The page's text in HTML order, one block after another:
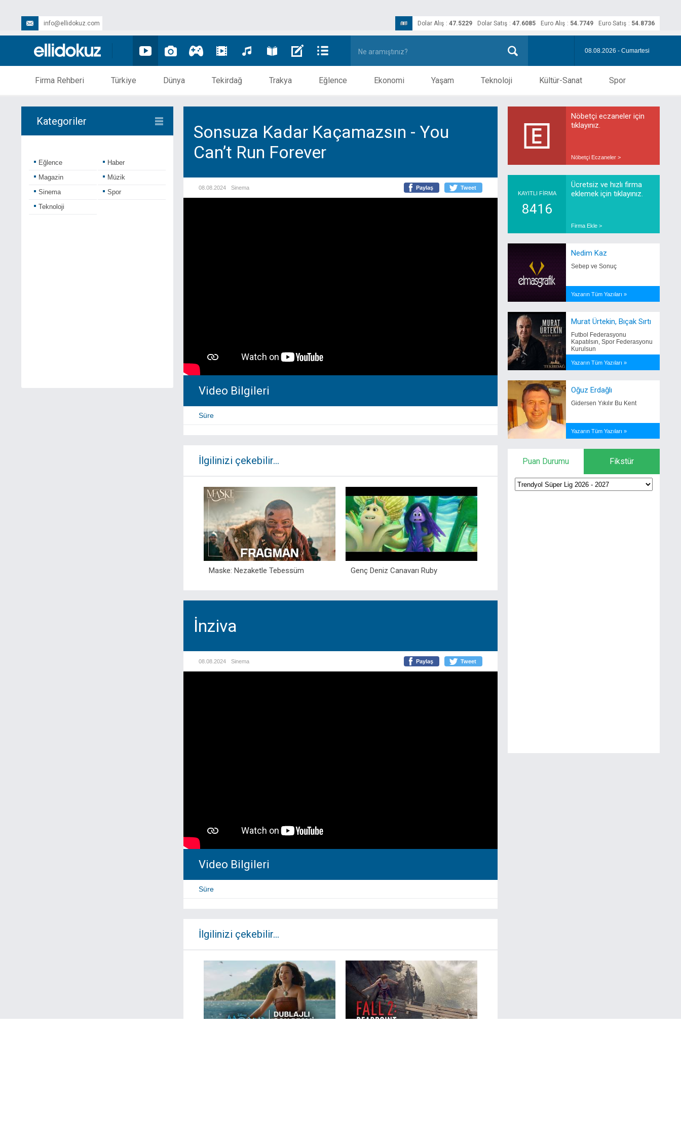
info@ellidokuz.com Dolar Alış : 47.5229 Dolar Satış : 47.6085 Euro Alış : 54.7749 Euro Satış : 54.8736
08.08.2026 - Cumartesi
Firma Rehberi Türkiye Dünya Tekirdağ Trakya Eğlence Ekonomi Yaşam Teknoloji Kültür-Sanat Spor
Kategoriler
Eğlence
Haber
Magazin
Müzik
Sinema
Spor
Teknoloji
Sonsuza Kadar Kaçamazsın - You
Can’t Run Forever
08.08.2024 Sinema Paylaş Tweet
Video Bilgileri
Süre
İlgilinizi çekebilir...
Maske: Nezaketle Tebessüm Genç Deniz Canavarı Ruby
İnziva
08.08.2024 Sinema Paylaş Tweet
Video Bilgileri
Süre
İlgilinizi çekebilir...
Nöbetçi eczaneler için
tıklayınız.
Nöbetçi Eczaneler >
KAYITLI FİRMA
8416
Ücretsiz ve hızlı firma
eklemek için tıklayınız.
Firma Ekle >
Nedim Kaz
Sebep ve Sonuç
Yazarın Tüm Yazıları »
Murat Ürtekin, Bıçak Sırtı
Futbol Federasyonu
Kapatılsın, Spor Federasyonu
Kurulsun
Yazarın Tüm Yazıları »
Oğuz Erdağlı
Gidersen Yıkılır Bu Kent
Yazarın Tüm Yazıları »
Puan Durumu Fikstür